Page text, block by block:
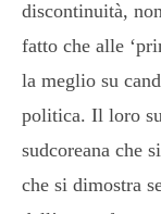
discontinuità,
fatto che alle
la meglio su
politica. Il loro
sudcoreana che
che si dimostra